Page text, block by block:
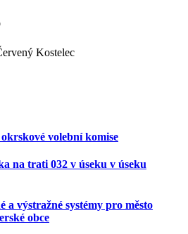
Kostelec
okrskové volební komise
na trati 032 v úseku v úseku
a výstražné systémy pro město
obce